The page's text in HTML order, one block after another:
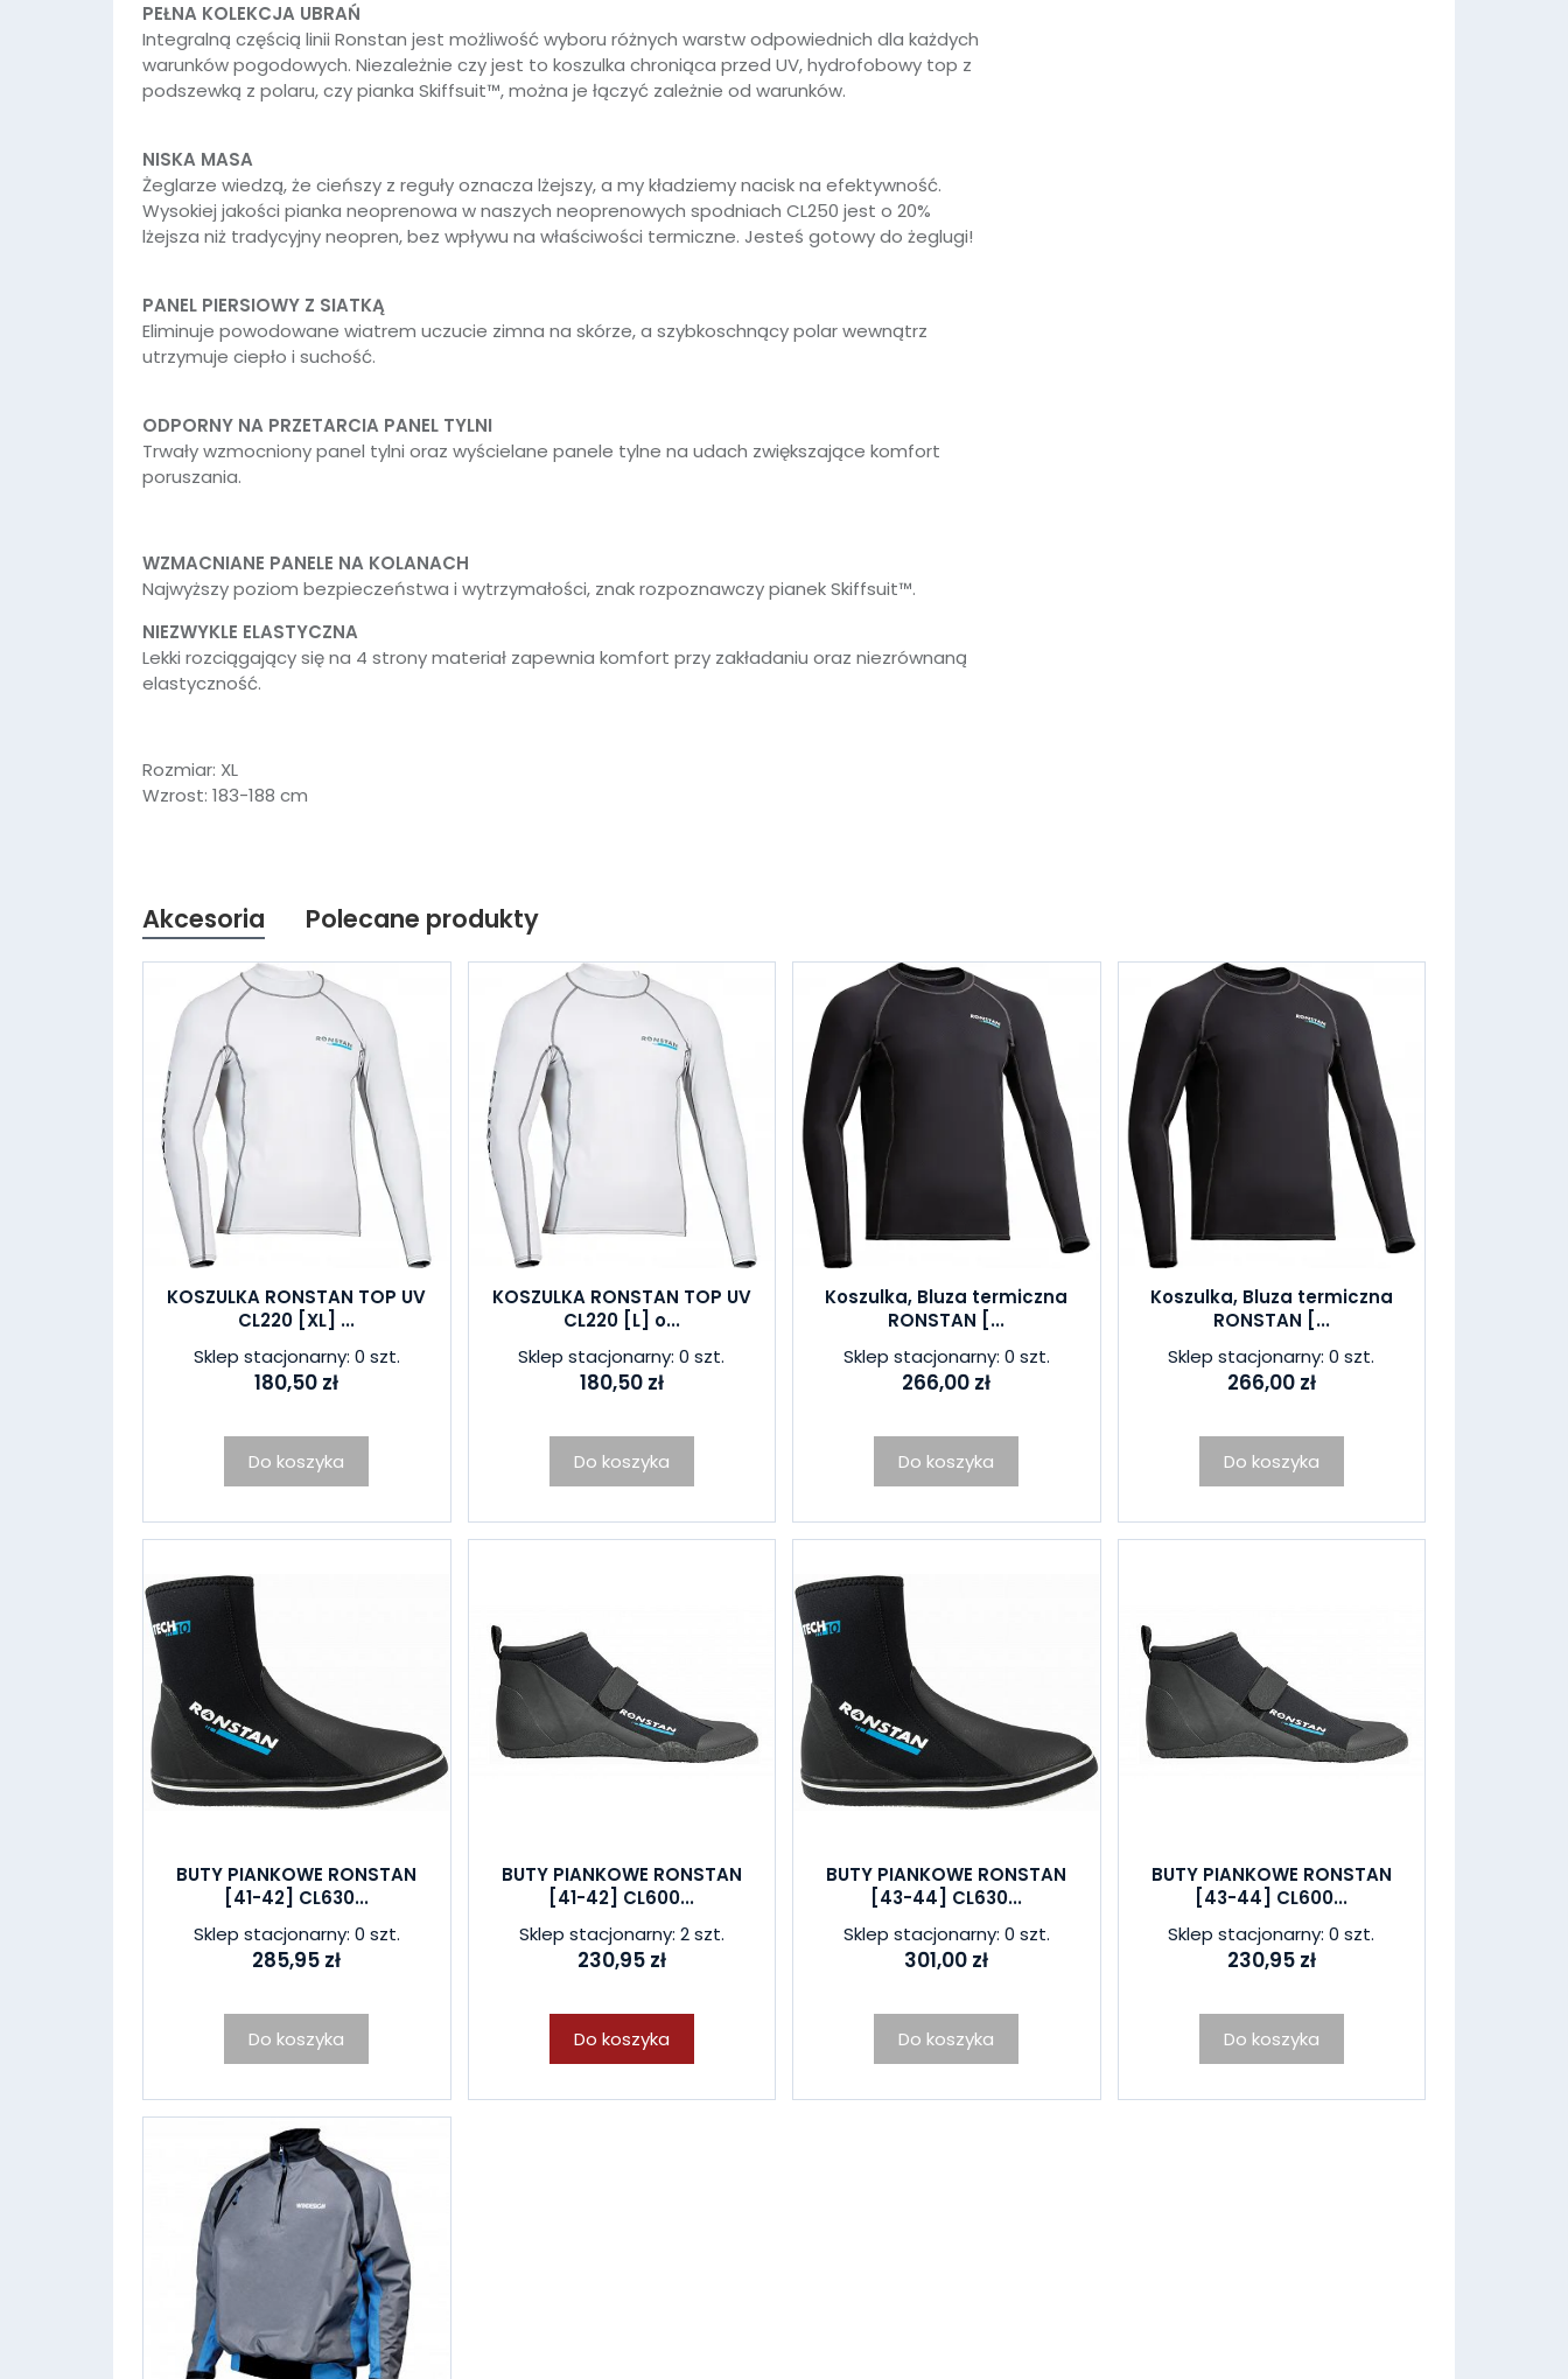
PEŁNA KOLEKCJA UBRAŃ
Integralną częścią linii Ronstan jest możliwość wyboru różnych warstw odpowiednich dla każdych
warunków pogodowych. Niezależnie czy jest to koszulka chroniąca przed UV, hydrofobowy top z
podszewką z polaru, czy pianka Skiffsuit™, można je łączyć zależnie od warunków.
NISKA MASA
Żeglarze wiedzą, że cieńszy z reguły oznacza lżejszy, a my kładziemy nacisk na efektywność.
Wysokiej jakości pianka neoprenowa w naszych neoprenowych spodniach CL250 jest o 20%
lżejsza niż tradycyjny neopren, bez wpływu na właściwości termiczne. Jesteś gotowy do żeglugi!
PANEL PIERSIOWY Z SIATKĄ
Eliminuje powodowane wiatrem uczucie zimna na skórze, a szybkoschnący polar wewnątrz
utrzymuje ciepło i suchość.
ODPORNY NA PRZETARCIA PANEL TYLNI
Trwały wzmocniony panel tylni oraz wyścielane panele tylne na udach zwiększające komfort
poruszania.
WZMACNIANE PANELE NA KOLANACH
Najwyższy poziom bezpieczeństwa i wytrzymałości, znak rozpoznawczy pianek Skiffsuit™.
NIEZWYKLE ELASTYCZNA
Lekki rozciągający się na 4 strony materiał zapewnia komfort przy zakładaniu oraz niezrównaną
elastyczność.
Rozmiar: XL
Wzrost: 183-188 cm
Akcesoria Polecane produkty
KOSZULKA RONSTAN TOP UV
CL220 [XL] ...
Sklep stacjonarny: 0 szt.
180,50 zł
Do koszyka
KOSZULKA RONSTAN TOP UV
CL220 [L] o...
Sklep stacjonarny: 0 szt.
180,50 zł
Do koszyka
Koszulka, Bluza termiczna
RONSTAN [...
Sklep stacjonarny: 0 szt.
266,00 zł
Do koszyka
Koszulka, Bluza termiczna
RONSTAN [...
Sklep stacjonarny: 0 szt.
266,00 zł
Do koszyka
BUTY PIANKOWE RONSTAN
[41-42] CL630...
Sklep stacjonarny: 0 szt.
285,95 zł
Do koszyka
BUTY PIANKOWE RONSTAN
[41-42] CL600...
Sklep stacjonarny: 2 szt.
230,95 zł
Do koszyka
BUTY PIANKOWE RONSTAN
[43-44] CL630...
Sklep stacjonarny: 0 szt.
301,00 zł
Do koszyka
BUTY PIANKOWE RONSTAN
[43-44] CL600...
Sklep stacjonarny: 0 szt.
230,95 zł
Do koszyka